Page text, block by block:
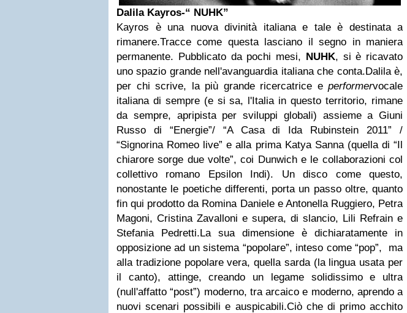
Dalila Kayros-“ NUHK”
Kayros è una nuova divinità italiana e tale è destinata a
rimanere.Tracce come questa lasciano il segno in maniera
permanente. Pubblicato da pochi mesi, NUHK, si è ricavato
uno spazio grande nell'avanguardia italiana che conta.Dalila è,
per chi scrive, la più grande ricercatrice e performervocale
italiana di sempre (e si sa, l'Italia in questo territorio, rimane
da sempre, apripista per sviluppi globali) assieme a Giuni
Russo di “Energie”/ “A Casa di Ida Rubinstein 2011” /
“Signorina Romeo live” e alla prima Katya Sanna (quella di “Il
chiarore sorge due volte”, coi Dunwich e le collaborazioni col
collettivo romano Epsilon Indi). Un disco come questo,
nonostante le poetiche differenti, porta un passo oltre, quanto
fin qui prodotto da Romina Daniele e Antonella Ruggiero, Petra
Magoni, Cristina Zavalloni e supera, di slancio, Lili Refrain e
Stefania Pedretti.La sua dimensione è dichiaratamente in
opposizione ad un sistema “popolare”, inteso come “pop”, ma
alla tradizione popolare vera, quella sarda (la lingua usata per
il canto), attinge, creando un legame solidissimo e ultra
(null'affatto “post”) moderno, tra arcaico e moderno, aprendo a
nuovi scenari possibili e auspicabili.Ciò che di primo acchito